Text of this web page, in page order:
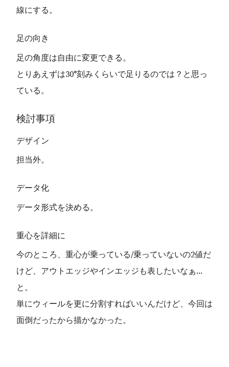
線にする。
足の向き
足の角度は自由に変更できる。
とりあえずは30°刻みくらいで足りるのでは？と思っ
ている。
検討事項
デザイン
担当外。
データ化
データ形式を決める。
重心を詳細に
今のところ、重心が乗っている/乗っていないの2値だ
けど、アウトエッジやインエッジも表したいなぁ…
と。
単にウィールを更に分割すればいいんだけど、今回は
面倒だったから描かなかった。